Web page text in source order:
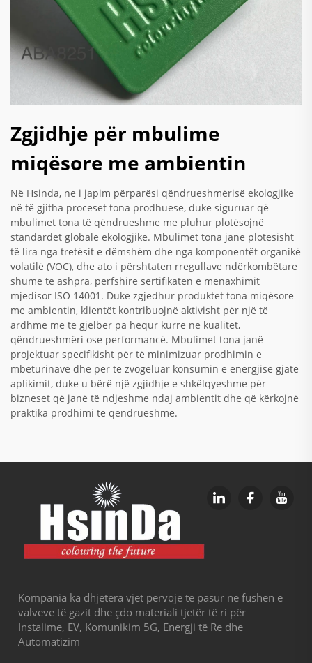
Zgjidhje për mbulime
miqësore me ambientin
Në Hsinda, ne i japim përparësi qëndrueshmërisë ekologjike
në të gjitha proceset tona prodhuese, duke siguruar që
mbulimet tona të qëndrueshme me pluhur plotësojnë
standardet globale ekologjike. Mbulimet tona janë plotësisht
të lira nga tretësit e dëmshëm dhe nga komponentët organikë
volatilë (VOC), dhe ato i përshtaten rregullave ndërkombëtare
shumë të ashpra, përfshirë sertifikatën e menaxhimit
mjedisor ISO 14001. Duke zgjedhur produktet tona miqësore
me ambientin, klientët kontribuojnë aktivisht për një të
ardhme më të gjelbër pa hequr kurrë në kualitet,
qëndrueshmëri ose performancë. Mbulimet tona janë
projektuar specifikisht për të minimizuar prodhimin e
mbeturinave dhe për të zvogëluar konsumin e energjisë gjatë
aplikimit, duke u bërë një zgjidhje e shkëlqyeshme për
bizneset që janë të ndjeshme ndaj ambientit dhe që kërkojnë
praktika prodhimi të qëndrueshme.
Kompania ka dhjetëra vjet përvojë të pasur në fushën e
valveve të gazit dhe çdo materiali tjetër të ri për
Instalime, EV, Komunikim 5G, Energji të Re dhe
Automatizim